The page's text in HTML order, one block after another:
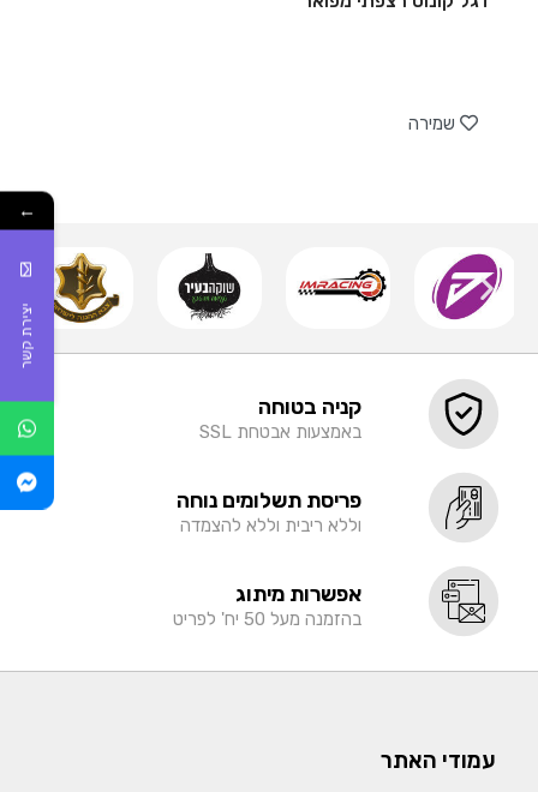
שמירה
קניה בטוחה
באמצעות אבטחת SSL
פריסת תשלומים נוחה
וללא ריבית וללא להצמדה
אפשרות מיתוג
בהזמנה מעל 50 יח' לפריט
עמודי האתר
←
יצירת קשר